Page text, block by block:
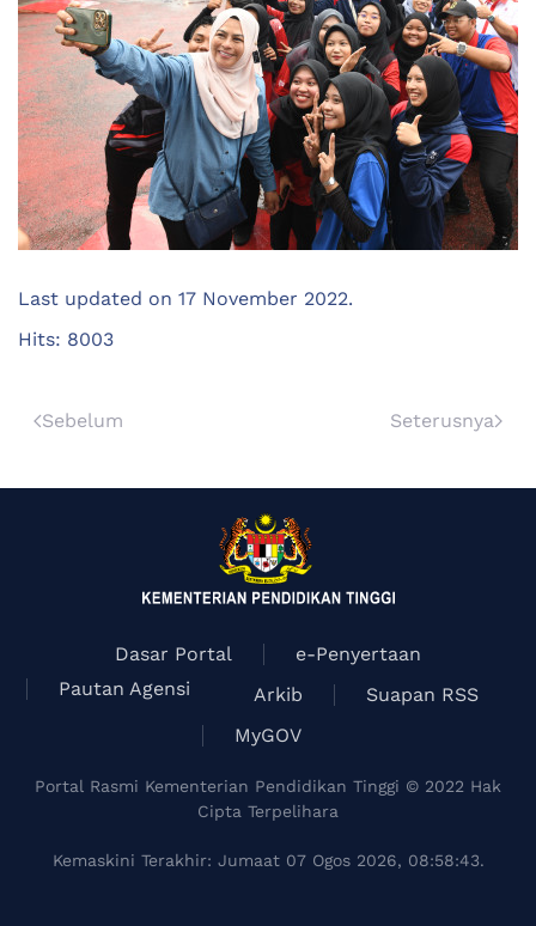
Last updated on 17 November 2022.
Hits: 8003
Sebelum Seterusnya
Dasar Portal
e-Penyertaan
Pautan Agensi
Arkib
Suapan RSS
MyGOV
Portal Rasmi Kementerian Pendidikan Tinggi © 2022 Hak
Cipta Terpelihara
Kemaskini Terakhir: Jumaat 07 Ogos 2026, 08:58:43.